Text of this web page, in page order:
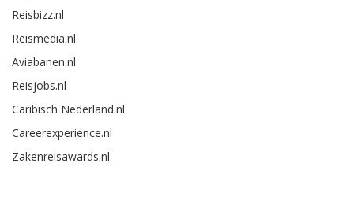
Reisbizz.nl
Reismedia.nl
Aviabanen.nl
Reisjobs.nl
Caribisch Nederland.nl
Careerexperience.nl
Zakenreisawards.nl